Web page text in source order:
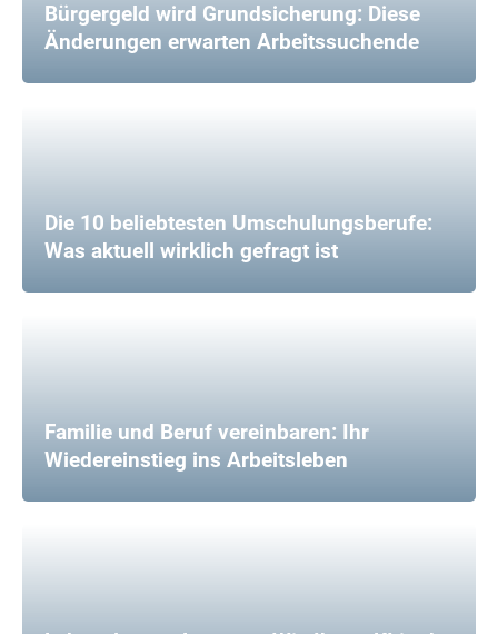
Bürgergeld wird Grundsicherung: Diese
Änderungen erwarten Arbeitssuchende
Die 10 beliebtesten Umschulungsberufe:
Was aktuell wirklich gefragt ist
Familie und Beruf vereinbaren: Ihr
Wiedereinstieg ins Arbeitsleben